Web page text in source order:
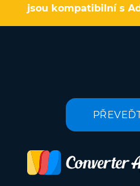
jsou kompatibilní s